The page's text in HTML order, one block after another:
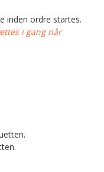
inden ordre startes.
i gang når